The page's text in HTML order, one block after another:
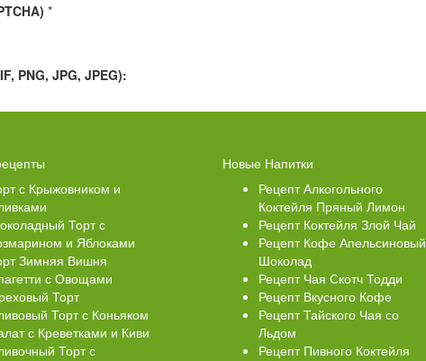
*
PNG, JPG, JPEG):
Торт Медовик Карамельный
с Крыжовником и
Торт с
и Яблоками
Зимняя Вишня
с Овощами
Торт
Торт с Коньяком
с Креветками и Киви
Торт с
Новые Напитки
Рецепт Алкогольного
Коктейля Пряный Лимон
Рецепт Коктейля Злой Чай
Рецепт Кофе Апельсиновый
Шоколад
Рецепт Чая Скотч Тодди
Рецепт Вкусного Кофе
Рецепт Тайского Чая со
Льдом
Рецепт Пивного Коктейля